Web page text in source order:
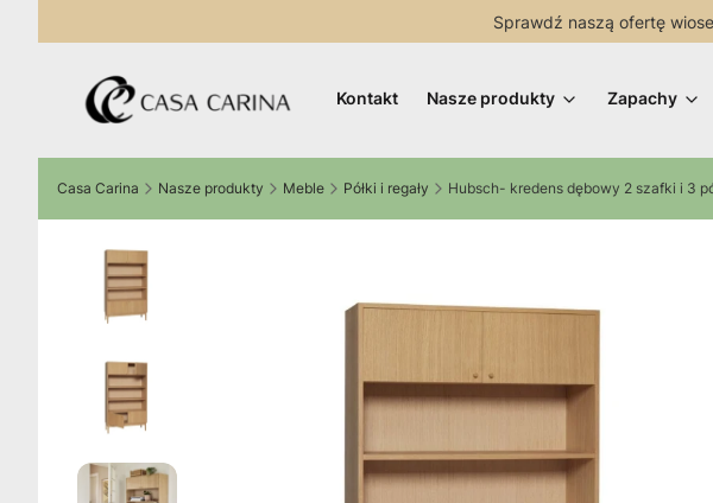
Sprawdź naszą ofertę
Kontakt Nasze produkty Zapachy
Casa Carina Nasze produkty Meble Półki i regały Hubsch- kredens dębowy 2 szafki i 3